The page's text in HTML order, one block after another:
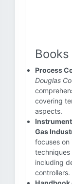
Books
Process
Douglas
covering
aspects.
Gas
focuses on
techniques
including
controllers.